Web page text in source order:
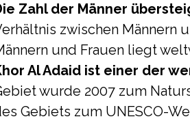
Zahl der Männer
zwischen Männern
und Frauen liegt
Al Adaid ist einer der
wurde 2007 zum
Gebiets zum UNESCO-